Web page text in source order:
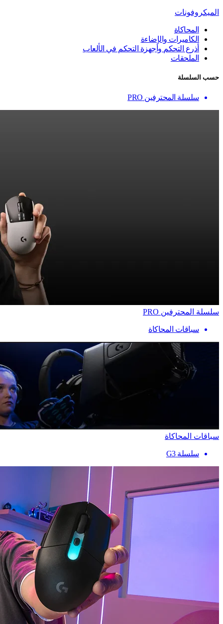
الميكروفونات
المحاكاة
الكاميرات والإضاءة
أذرع التحكم وأجهزة التحكم في الألعاب
الملحقات
حسب السلسلة
سلسلة المحترفين PRO
سلسلة المحترفين PRO
سباقات المحاكاة
سباقات المحاكاة
سلسلة G3